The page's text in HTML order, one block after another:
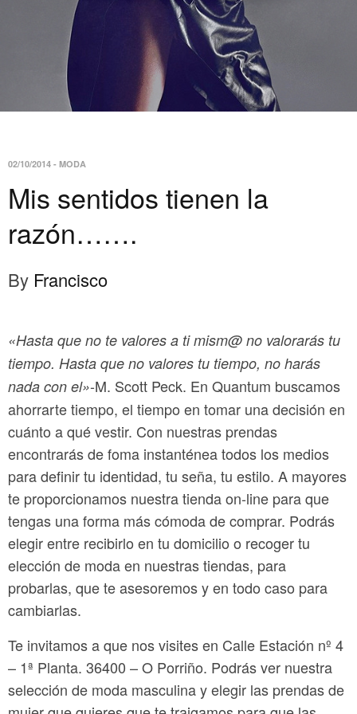
02/10/2014 - MODA
Mis sentidos tienen la
razón…….
By Francisco
«Hasta que no te valores a ti mism@ no valorarás tu
tiempo. Hasta que no valores tu tiempo, no harás
nada con el»-M. Scott Peck. En Quantum buscamos
ahorrarte tiempo, el tiempo en tomar una decisión en
cuánto a qué vestir. Con nuestras prendas
encontrarás de foma instanténea todos los medios
para definir tu identidad, tu seña, tu estilo. A mayores
te proporcionamos nuestra tienda on-line para que
tengas una forma más cómoda de comprar. Podrás
elegir entre recibirlo en tu domicilio o recoger tu
elección de moda en nuestras tiendas, para
probarlas, que te asesoremos y en todo caso para
cambiarlas.
Te invitamos a que nos visites en Calle Estación nº 4
– 1ª Planta. 36400 – O Porriño. Podrás ver nuestra
selección de moda masculina y elegir las prendas de